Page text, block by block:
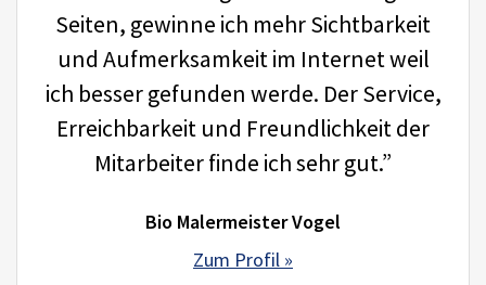
Seiten, gewinne ich mehr Sichtbarkeit
und Aufmerksamkeit im Internet weil
ich besser gefunden werde. Der Service,
Erreichbarkeit und Freundlichkeit der
Mitarbeiter finde ich sehr gut.”
Bio Malermeister Vogel
Zum Profil »